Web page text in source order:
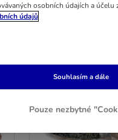
osobních údajích a účelu
údajů
Pouze nezbytné
Souhlasím a dále